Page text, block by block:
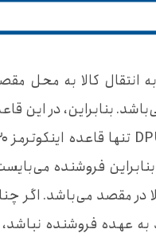
کالا به محل
بنابراین، در این
فروشنده
در مقصد می‌باشد. اگر
به عهده فروشنده